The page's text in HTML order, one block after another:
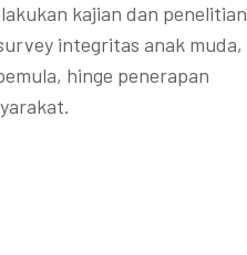
kajian dan penelitian
integritas anak muda,
hinge penerapan